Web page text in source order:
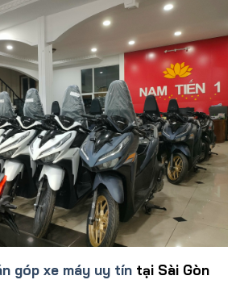
góp xe máy uy tín tại Sài Gòn